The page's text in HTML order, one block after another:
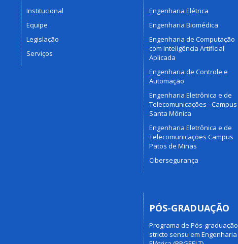
Institucional
Equipe
Legislação
Serviços
Engenharia Elétrica
Engenharia Biomédica
Engenharia de Computação
com Inteligência Artificial
Aplicada
Engenharia de Controle e
Automação
Engenharia Eletrônica e de
Telecomunicações - Campus
Santa Mônica
Engenharia Eletrônica e de
Telecomunicações Campus
Patos de Minas
Cibersegurança
PÓS-GRADUAÇÃO
Programa de Pós-graduação
stricto sensu em Engenharia